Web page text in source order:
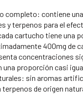
completo: contiene
y terpenos para el
cartucho tiene una
400mg de
concentraciones
una proporción casi
sin aromas
de origen